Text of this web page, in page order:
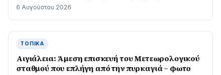
6 Αυγούστου 2026
ΤΟΠΙΚΆ
Αιγιάλεια: Άμεση επισκευή του Μετεωρολογικού
σταθμού που επλήγη από την πυρκαγιά – φωτο